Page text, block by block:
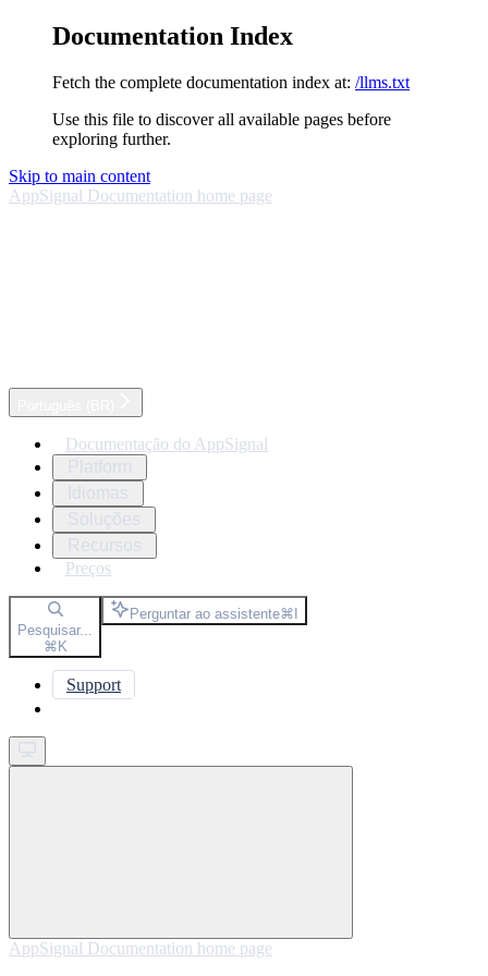
Documentation Index
Fetch the complete documentation index at: /llms.txt
Use this file to discover all available pages before
exploring further.
Skip to main content
AppSignal Documentation home page
Documentação do AppSignal
Preços
Pesquisar...
⌘K
Perguntar ao assistente⌘I
Support
AppSignal Documentation home page